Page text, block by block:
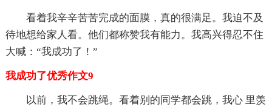
看着我辛辛苦苦完成的面膜，真的很满足。我迫不及
待地想给家人看。他们都称赞我有能力。我高兴得忍不住
大喊：“我成功了！”
我成功了优秀作文9
以前，我不会跳绳。看着别的同学都会跳，我心 里羡